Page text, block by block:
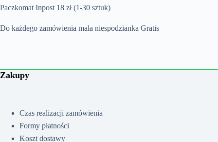
Paczkomat Inpost 18 zł (1-30 sztuk)
Do każdego zamówienia mała niespodzianka Gratis
Zakupy
Czas realizacji zamówienia
Formy płatności
Koszt dostawy